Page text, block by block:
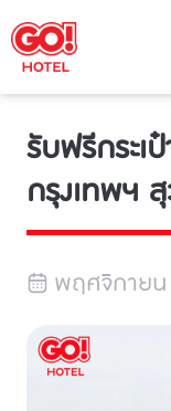
รับฟรีกระเ
กรุงเทพฯ
พฤศจิกาย